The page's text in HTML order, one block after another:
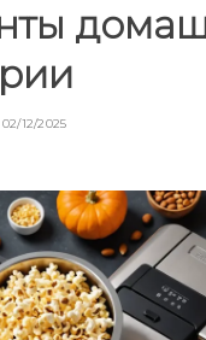
02/12/2025